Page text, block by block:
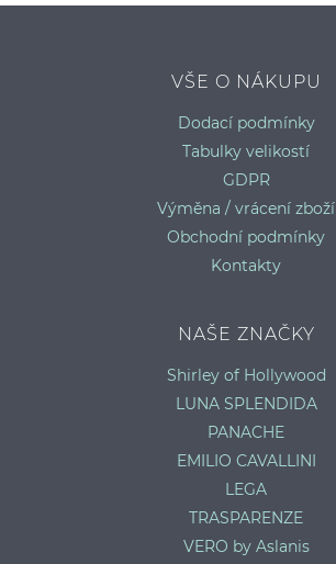
VŠE O NÁKUPU
Dodací podmínky
Tabulky velikostí
GDPR
Výměna / vrácení zboží
Obchodní podmínky
Kontakty
NAŠE ZNAČKY
Shirley of Hollywood
LUNA SPLENDIDA
PANACHE
EMILIO CAVALLINI
LEGA
TRASPARENZE
VERO by Aslanis